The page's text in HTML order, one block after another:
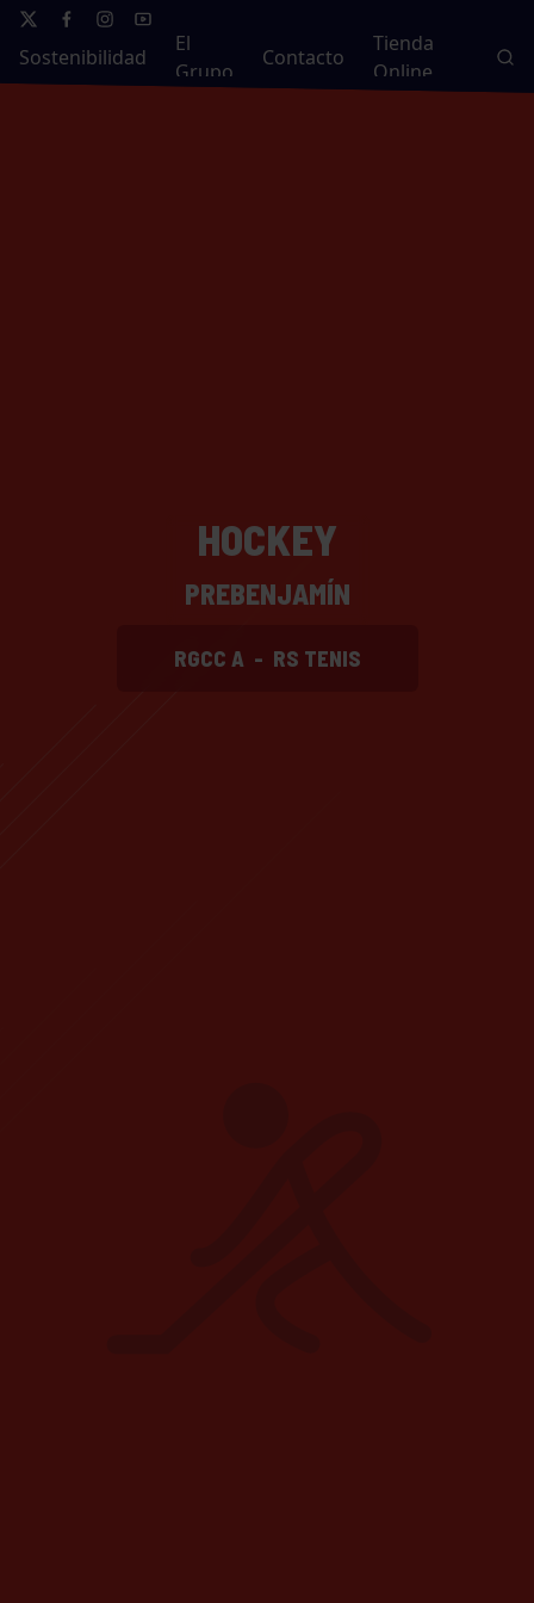
Sostenibilidad
El
Grupo
Contacto
Tienda
Online
HOCKEY
PREBENJAMÍN
RGCC A - RS TENIS